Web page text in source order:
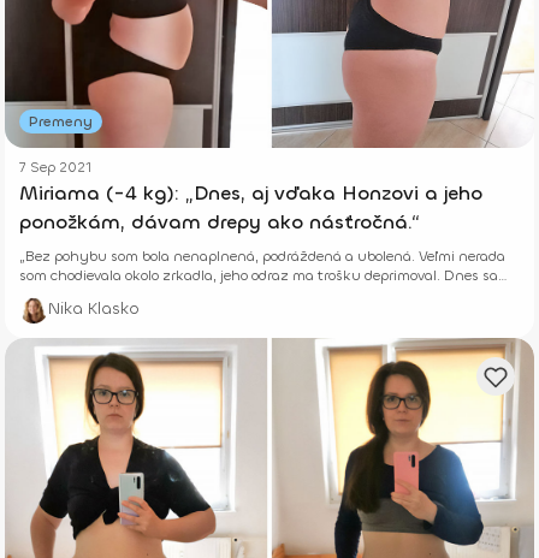
Premeny
7 Sep 2021
Miriama (-4 kg): „Dnes, aj vďaka Honzovi a jeho
ponožkám, dávam drepy ako násťročná.“
„Bez pohybu som bola nenaplnená, podráždená a ubolená. Veľmi nerada
som chodievala okolo zrkadla, jeho odraz ma trošku deprimoval. Dnes sa
pred ním zastavím, poviem pár lichôtok, pošlem si božtek a poviem – IDEŠ,
CICA.“Nika Klasko